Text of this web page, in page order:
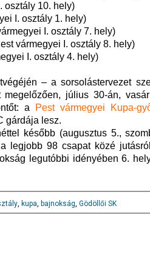
osztály 10. hely)
I. osztály 1. hely)
I. osztály 7. hely)
vármegyei I. osztály 8. hely)
I. osztály 4. hely)
– a sorsolástervezet
megelőzően, július 30-án,
a
Pest vármegyei Kupa-
gárdája lesz.
később (augusztus 5.,
legjobb 98 csapat közé
legutóbbi idényében 6.
, kupa, bajnokság, Gödöllői SK